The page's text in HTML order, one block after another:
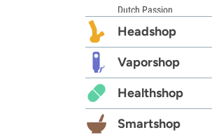
Dutch Passion
Elite Seeds
Exotic Seed
Expert Seeds
FastBuds
Female Seeds
French Touch Seeds
Headshop
Vaporshop
Healthshop
Smartshop